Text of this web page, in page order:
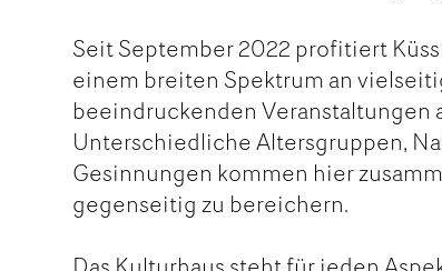
Seit September 2022 profitiert
einem breiten Spektrum an
beeindruckenden
Unterschiedliche Altersgruppen,
Gesinnungen kommen hier
gegenseitig zu bereichern.